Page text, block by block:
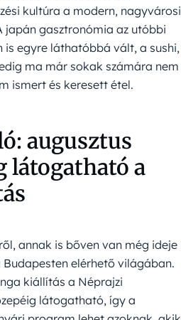
kultúra a modern, nagyvárosi
japán gasztronómia az utóbbi
is egyre láthatóbbá vált, a sushi,
ma már sokak számára nem
ismert és keresett étel.
augusztus
látogatható a
annak is bőven van még ideje
elérhető világában.
kiállítás a Néprajzi
látogatható, így a